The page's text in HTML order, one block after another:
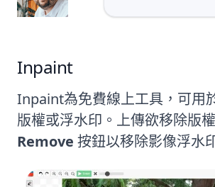
Inpaint
Inpaint為免費線上工具，可用
版權或浮水印。上傳欲移除版
Remove 按鈕以移除影像浮水